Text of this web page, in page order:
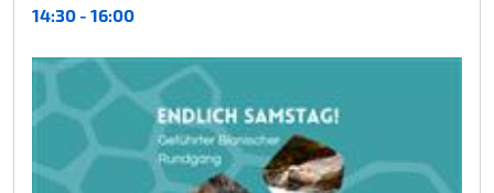
14:30 - 16:00